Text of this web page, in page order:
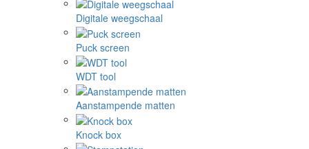
Digitale weegschaal
Puck screen
WDT tool
Aanstampende matten
Knock box